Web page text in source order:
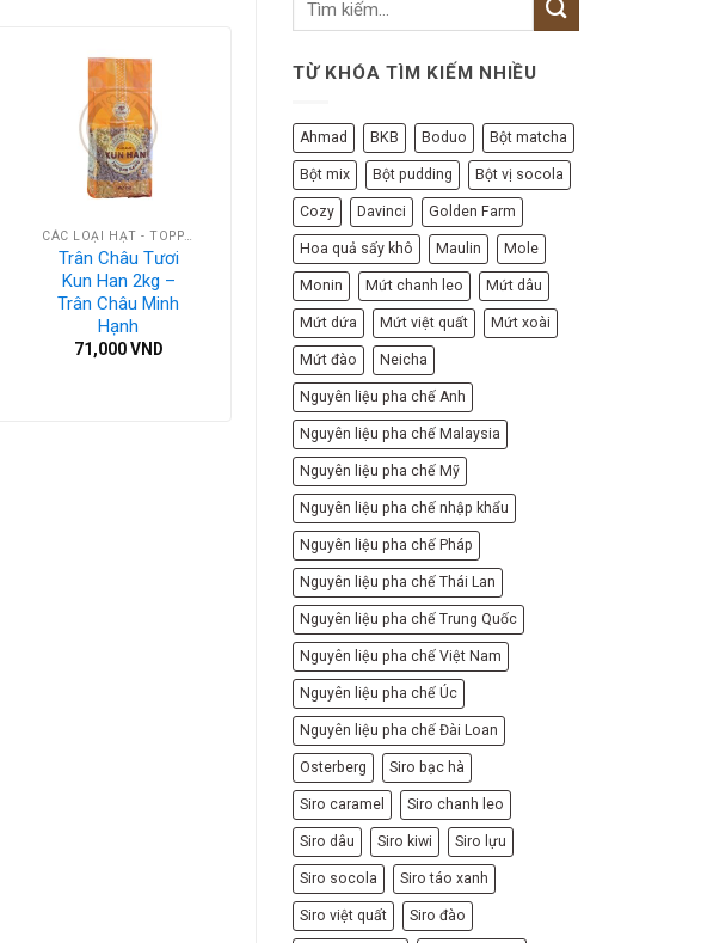
TỪ KHÓA TÌM KIẾM NHIỀU
Ahmad BKB Boduo Bột matcha
Bột mix Bột pudding Bột vị socola
Cozy Davinci Golden Farm
Hoa quả sấy khô Maulin Mole
Monin Mứt chanh leo Mứt dâu
Mứt dứa Mứt việt quất Mứt xoài
Mứt đào Neicha
Nguyên liệu pha chế Anh
Nguyên liệu pha chế Malaysia
Nguyên liệu pha chế Mỹ
Nguyên liệu pha chế nhập khẩu
Nguyên liệu pha chế Pháp
Nguyên liệu pha chế Thái Lan
Nguyên liệu pha chế Trung Quốc
Nguyên liệu pha chế Việt Nam
Nguyên liệu pha chế Úc
Nguyên liệu pha chế Đài Loan
Osterberg Siro bạc hà
Siro caramel Siro chanh leo
Siro dâu Siro kiwi Siro lựu
Siro socola Siro táo xanh
Siro việt quất Siro đào
CÁC LOẠI HẠT - TOPPING
Trân Châu Tươi
Kun Han 2kg –
Trân Châu Minh
Hạnh
71,000VND
CÁC LOẠI HẠT - TOPPING
Trân Châu Tươi
Kun Han 3kg –
Trân Châu Minh
Hạnh Giá Rẻ
82,000VND